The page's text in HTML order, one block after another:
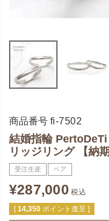
商品番号 fi-7502
結婚指輪
リッジリング 【納
受注生産 ペア
¥287,000 税込
[ 14,350 ポイント進呈 ]